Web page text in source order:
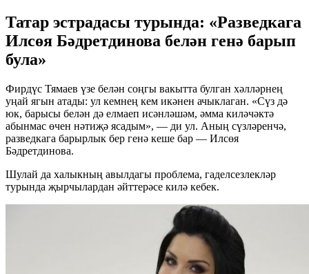
Татар эстрадасы турында: «Разведкага
Илсөя Бәдретдинова белән генә барып
була»
Фирдүс Тямаев үзе белән соңгы вакытта булган хәлләрнең
уңай ягын атады: ул кемнең кем икәнен ачыклаган. «Сүз дә
юк, барысы белән дә елмаеп исәнләшәм, әмма киләчәктә
абынмас өчен нәтиҗә ясадым», — ди ул. Аның сүзләренчә,
разведкага барырлык бер генә кеше бар — Илсөя
Бәдретдинова.
Шулай да халыкның авылдагы проблема, гаделсезлекләр
турында җырчылардан әйттерәсе килә кебек.